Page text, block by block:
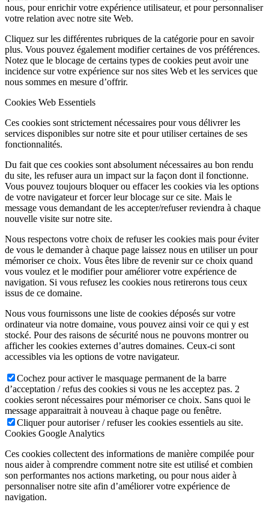
nous, pour enrichir votre expérience utilisateur, et pour personnaliser
votre relation avec notre site Web.
Cliquez sur les différentes rubriques de la catégorie pour en savoir
plus. Vous pouvez également modifier certaines de vos préférences.
Notez que le blocage de certains types de cookies peut avoir une
incidence sur votre expérience sur nos sites Web et les services que
nous sommes en mesure d’offrir.
Cookies Web Essentiels
Ces cookies sont strictement nécessaires pour vous délivrer les
services disponibles sur notre site et pour utiliser certaines de ses
fonctionnalités.
Du fait que ces cookies sont absolument nécessaires au bon rendu
du site, les refuser aura un impact sur la façon dont il fonctionne.
Vous pouvez toujours bloquer ou effacer les cookies via les options
de votre navigateur et forcer leur blocage sur ce site. Mais le
message vous demandant de les accepter/refuser reviendra à chaque
nouvelle visite sur notre site.
Nous respectons votre choix de refuser les cookies mais pour éviter
de vous le demander à chaque page laissez nous en utiliser un pour
mémoriser ce choix. Vous êtes libre de revenir sur ce choix quand
vous voulez et le modifier pour améliorer votre expérience de
navigation. Si vous refusez les cookies nous retirerons tous ceux
issus de ce domaine.
Nous vous fournissons une liste de cookies déposés sur votre
ordinateur via notre domaine, vous pouvez ainsi voir ce qui y est
stocké. Pour des raisons de sécurité nous ne pouvons montrer ou
afficher les cookies externes d’autres domaines. Ceux-ci sont
accessibles via les options de votre navigateur.
Cochez pour activer le masquage permanent de la barre
d’acceptation / refus des cookies si vous ne les acceptez pas. 2
cookies seront nécessaires pour mémoriser ce choix. Sans quoi le
message apparaitrait à nouveau à chaque page ou fenêtre.
Cliquer pour autoriser / refuser les cookies essentiels au site.
Cookies Google Analytics
Ces cookies collectent des informations de manière compilée pour
nous aider à comprendre comment notre site est utilisé et combien
son performantes nos actions marketing, ou pour nous aider à
personnaliser notre site afin d’améliorer votre expérience de
navigation.